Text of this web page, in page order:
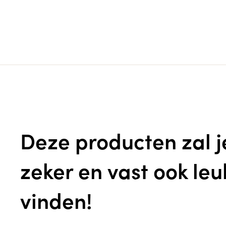
Deze producten zal
zeker en vast ook
vinden!